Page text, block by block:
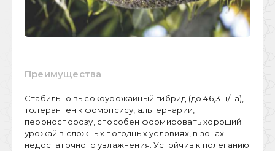
Преимущества
Стабильно высокоурожайный гибрид (до 46,3 ц/Га),
толерантен к фомопсису, альтернарии,
пероноспорозу, способен формировать хороший
урожай в сложных погодных условиях, в зонах
недостаточного увлажнения. Устойчив к полеганию